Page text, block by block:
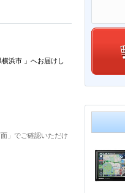
横浜市 」 へお届けし
」でご確認いただけ